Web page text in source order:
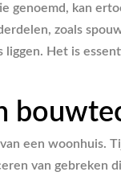
genoemd, kan
zoals
Het is
een woonhuis.
van gebreken